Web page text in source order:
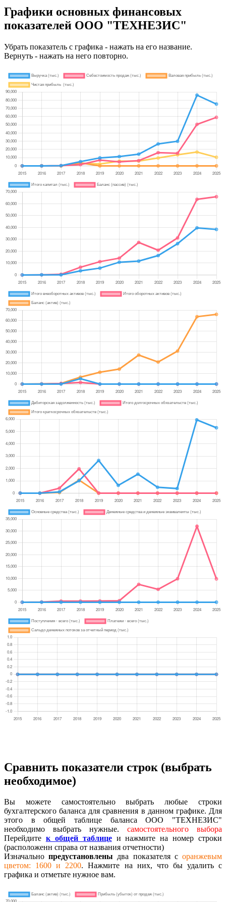
Графики основных финансовых
показателей ООО "ТЕХНЕЗИС"
Убрать показатель с графика - нажать на его название.
Вернуть - нажать на него повторно.
Сравнить показатели строк (выбрать
необходимое)
Вы можете самостоятельно выбрать любые строки
бухгалтерского баланса для сравнения в данном графике. Для
этого в общей таблице баланса ООО "ТЕХНЕЗИС"
необходимо выбрать нужные. самостоятельного выбора
Перейдите к общей таблицеи нажмите на номер строки
(расположенн справа от названия отчетности)
Изначальнопредустановлены два показателя соранжевым
цветом: 1600 и 2200. Нажмите на них, что бы удалить с
графика и отметьте нужное вам.